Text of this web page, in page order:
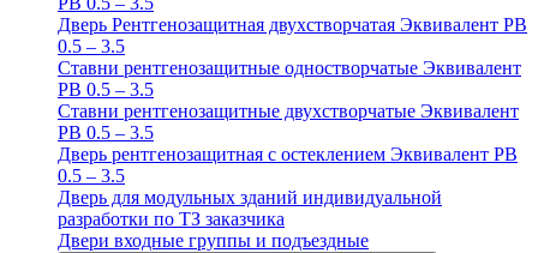
Дверь Рентгенозащитная двухстворчатая Эквивалент PB
0.5 – 3.5
Ставни рентгенозащитные одностворчатые Эквивалент
PB 0.5 – 3.5
Ставни рентгенозащитные двухстворчатые Эквивалент
PB 0.5 – 3.5
Дверь рентгенозащитная с остеклением Эквивалент PB
0.5 – 3.5
Дверь для модульных зданий индивидуальной
разработки по ТЗ заказчика
Двери входные группы и подъездные